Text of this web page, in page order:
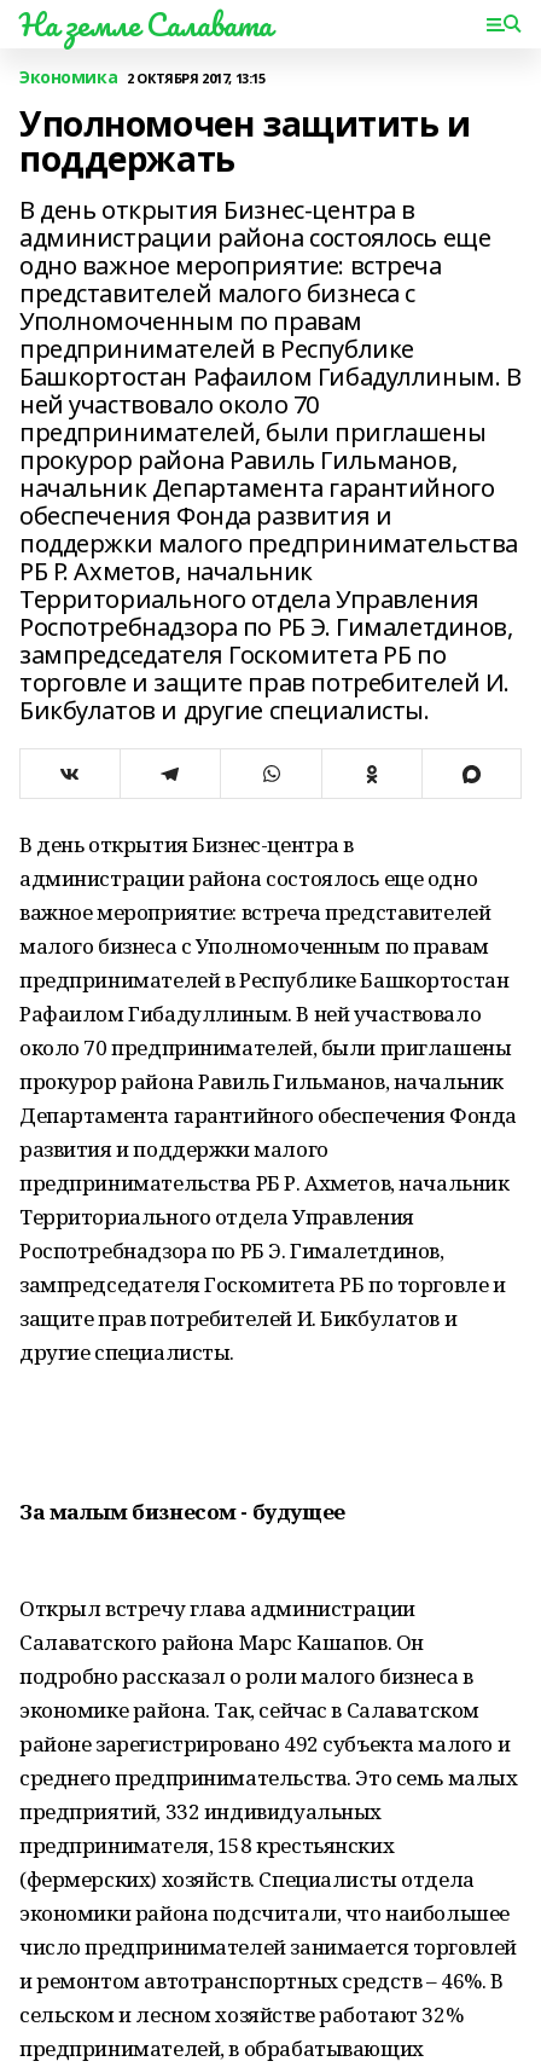
На земле Салавата
Экономика 2 ОКТЯБРЯ 2017, 13:15
Уполномочен защитить и
поддержать
В день открытия Бизнес-центра в
администрации района состоялось еще
одно важное мероприятие: встреча
представителей малого бизнеса с
Уполномоченным по правам
предпринимателей в Республике
Башкортостан Рафаилом Гибадуллиным. В
ней участвовало около 70
предпринимателей, были приглашены
прокурор района Равиль Гильманов,
начальник Департамента гарантийного
обеспечения Фонда развития и
поддержки малого предпринимательства
РБ Р. Ахметов, начальник
Территориального отдела Управления
Роспотребнадзора по РБ Э. Гималетдинов,
зампредседателя Госкомитета РБ по
торговле и защите прав потребителей И.
Бикбулатов и другие специалисты.
В день открытия Бизнес-центра в
администрации района состоялось еще одно
важное мероприятие: встреча представителей
малого бизнеса с Уполномоченным по правам
предпринимателей в Республике Башкортостан
Рафаилом Гибадуллиным. В ней участвовало
около 70 предпринимателей, были приглашены
прокурор района Равиль Гильманов, начальник
Департамента гарантийного обеспечения Фонда
развития и поддержки малого
предпринимательства РБ Р. Ахметов, начальник
Территориального отдела Управления
Роспотребнадзора по РБ Э. Гималетдинов,
зампредседателя Госкомитета РБ по торговле и
защите прав потребителей И. Бикбулатов и
другие специалисты.
За малым бизнесом - будущее
Открыл встречу глава администрации
Салаватского района Марс Кашапов. Он
подробно рассказал о роли малого бизнеса в
экономике района. Так, сейчас в Салаватском
районе зарегистрировано 492 субъекта малого и
среднего предпринимательства. Это семь малых
предприятий, 332 индивидуальных
предпринимателя, 158 крестьянских
(фермерских) хозяйств. Специалисты отдела
экономики района подсчитали, что наибольшее
число предпринимателей занимается торговлей
и ремонтом автотранспортных средств – 46%. В
сельском и лесном хозяйстве работают 32%
предпринимателей, в обрабатывающих